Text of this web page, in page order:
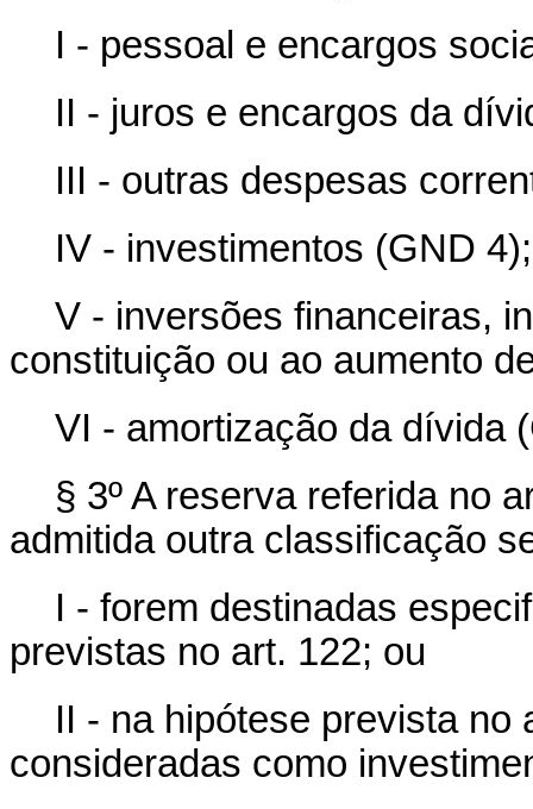
I - pessoal e encargos
II - juros e encargos da
III - outras despesas
IV - investimentos (GND 4);
V - inversões financeiras,
constituição ou ao aumento
VI - amortização da dívida
§ 3º A reserva referida no
admitida outra classificação
I - forem destinadas
previstas no art. 122; ou
II - na hipótese prevista no
consideradas como